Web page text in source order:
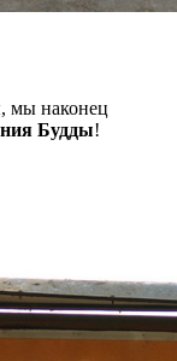
мы наконец
Будды!